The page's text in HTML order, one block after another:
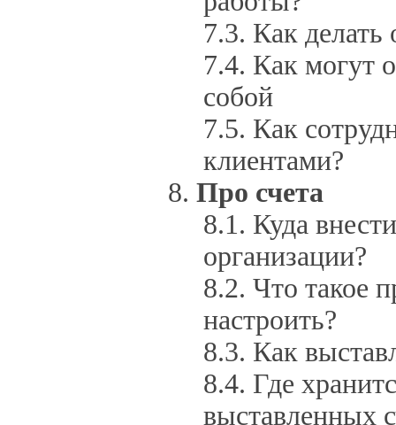
Как делать
Как могут
собой
Как
клиентами?
Про счета
Куда
организации?
Что такое
настроить?
Как
Где
выставленных